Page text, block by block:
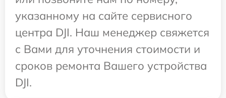
указанному на сайте сервисного
центра DJI. Наш менеджер свяжется
с Вами для уточнения стоимости и
сроков ремонта Вашего устройства
DJI.